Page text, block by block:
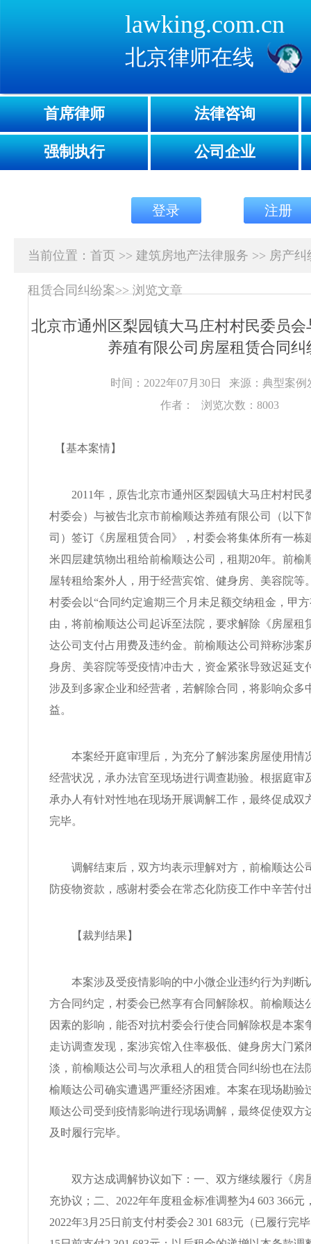
lawking.com.cn
北京律师在线
首席律师 法律咨询
强制执行 公司企业
登录 注册
当前位置： 首页 >> 建筑房地产法律服务 >> 房产纠
租赁合同纠纷案>>浏览文章
北京市通州区梨园镇大马庄村村民委员
养殖有限公司房屋租赁合同纠
时间：2022年07月30日
来源：典型案
作者：
浏览次数：8003
【基本案情】
2011年，原告北京市通州区梨园镇大马庄村村民
村委会）与被告北京市前榆顺达养殖有限公司（以下
司）签订《房屋租赁合同》，村委会将集体所有一栋
米四层建筑物出租给前榆顺达公司，租期20年。前榆
屋转租给案外人，用于经营宾馆、健身房、美容院等
村委会以“合同约定逾期三个月未足额交纳租金，甲
由，将前榆顺达公司起诉至法院，要求解除《房屋租
达公司支付占用费及违约金。前榆顺达公司辩称涉案
身房、美容院等受疫情冲击大，资金紧张导致迟延支
涉及到多家企业和经营者，若解除合同，将影响众多
益。
本案经开庭审理后，为充分了解涉案房屋使用情
经营状况，承办法官至现场进行调查勘验。根据庭审
承办人有针对性地在现场开展调解工作，最终促成双
完毕。
调解结束后，双方均表示理解对方，前榆顺达公
防疫物资款，感谢村委会在常态化防疫工作中辛苦付
【裁判结果】
本案涉及受疫情影响的中小微企业违约行为判断
方合同约定，村委会已然享有合同解除权。前榆顺达
因素的影响，能否对抗村委会行使合同解除权是本案
走访调查发现，案涉宾馆入住率极低、健身房大门紧
淡，前榆顺达公司与次承租人的租赁合同纠纷也在法
榆顺达公司确实遭遇严重经济困难。本案在现场勘验
顺达公司受到疫情影响进行现场调解，最终促使双方
及时履行完毕。
双方达成调解协议如下：一、双方继续履行《房
充协议；二、2022年年度租金标准调整为4 603 366元
2022年3月25日前支付村委会2 301 683元（已履行完